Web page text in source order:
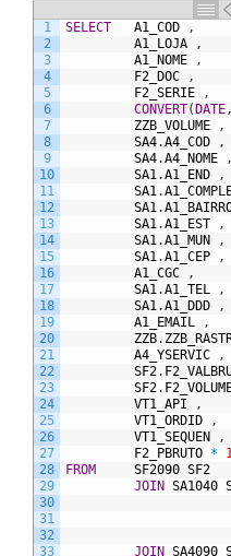
1
2
3
4
5
6
7
8
9
10
11
12
13
14
15
16
17
18
19
20
21
22
23
24
25
26
27
28
29
30
31
32
33
SELECT A1_COD
,
A1_LOJA
,
A1_NOME
,
F2_DOC
,
F2_SERIE
,
CONVERT( DATE,
ZZB_VOLUME
,
SA4.A4_COD
,
SA4.A4_NOME
,
SA1.A1_END
,
SA1.
SA1.
SA1.A1_EST
,
SA1.A1_MUN
,
SA1.A1_CEP
,
A1_CGC
,
SA1.A1_TEL
,
SA1.A1_DDD
,
A1_EMAIL
,
ZZB.
A4_YSERVIC
,
SF2.
SF2.
VT1_API
,
VT1_ORDID
,
VT1_SEQUEN
,
F2_PBRUTO *
FROM
SF2090 SF2
JOIN SA1040
JOIN SA4090